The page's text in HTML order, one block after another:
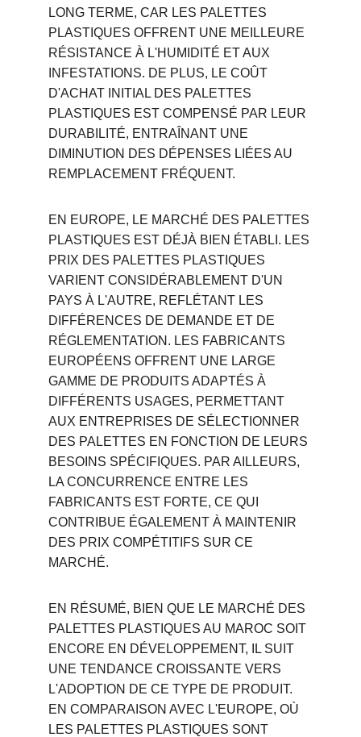
LONG TERME, CAR LES PALETTES
PLASTIQUES OFFRENT UNE MEILLEURE
RÉSISTANCE À L'HUMIDITÉ ET AUX
INFESTATIONS. DE PLUS, LE COÛT
D'ACHAT INITIAL DES PALETTES
PLASTIQUES EST COMPENSÉ PAR LEUR
DURABILITÉ, ENTRAÎNANT UNE
DIMINUTION DES DÉPENSES LIÉES AU
REMPLACEMENT FRÉQUENT.
EN EUROPE, LE MARCHÉ DES PALETTES
PLASTIQUES EST DÉJÀ BIEN ÉTABLI. LES
PRIX DES PALETTES PLASTIQUES
VARIENT CONSIDÉRABLEMENT D'UN
PAYS À L'AUTRE, REFLÉTANT LES
DIFFÉRENCES DE DEMANDE ET DE
RÉGLEMENTATION. LES FABRICANTS
EUROPÉENS OFFRENT UNE LARGE
GAMME DE PRODUITS ADAPTÉS À
DIFFÉRENTS USAGES, PERMETTANT
AUX ENTREPRISES DE SÉLECTIONNER
DES PALETTES EN FONCTION DE LEURS
BESOINS SPÉCIFIQUES. PAR AILLEURS,
LA CONCURRENCE ENTRE LES
FABRICANTS EST FORTE, CE QUI
CONTRIBUE ÉGALEMENT À MAINTENIR
DES PRIX COMPÉTITIFS SUR CE
MARCHÉ.
EN RÉSUMÉ, BIEN QUE LE MARCHÉ DES
PALETTES PLASTIQUES AU MAROC SOIT
ENCORE EN DÉVELOPPEMENT, IL SUIT
UNE TENDANCE CROISSANTE VERS
L'ADOPTION DE CE TYPE DE PRODUIT.
EN COMPARAISON AVEC L'EUROPE, OÙ
LES PALETTES PLASTIQUES SONT